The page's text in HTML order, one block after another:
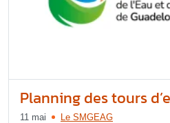
Planning des tours
11 mai Le SMGEAG